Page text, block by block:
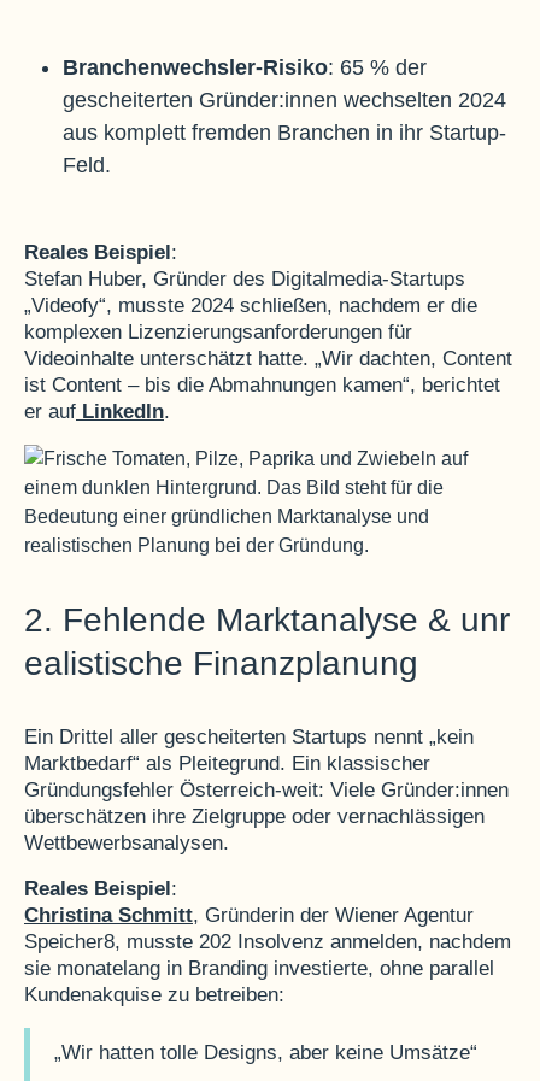
Branchenwechsler-Risiko: 65 % der
gescheiterten Gründer:innen wechselten 2024
aus komplett fremden Branchen in ihr Startup-
Feld.
Reales Beispiel:
Stefan Huber, Gründer des Digitalmedia-Startups
„Videofy“, musste 2024 schließen, nachdem er die
komplexen Lizenzierungsanforderungen für
Videoinhalte unterschätzt hatte. „Wir dachten, Content
ist Content – bis die Abmahnungen kamen“, berichtet
er auf LinkedIn.
2. Fehlende Marktanalyse & unr
ealistische Finanzplanung
Ein Drittel aller gescheiterten Startups nennt „kein
Marktbedarf“ als Pleitegrund. Ein klassischer
Gründungsfehler Österreich-weit: Viele Gründer:innen
überschätzen ihre Zielgruppe oder vernachlässigen
Wettbewerbsanalysen.
Reales Beispiel:
Christina Schmitt, Gründerin der Wiener Agentur
Speicher8, musste 202 Insolvenz anmelden, nachdem
sie monatelang in Branding investierte, ohne parallel
Kundenakquise zu betreiben:
„Wir hatten tolle Designs, aber keine Umsätze“